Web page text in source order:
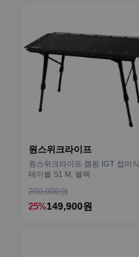
원스위크라이프
원스위크라이프 캠핑 IGT 접이식
테이블 S1 M, 블랙
200,000원
25%149,900원